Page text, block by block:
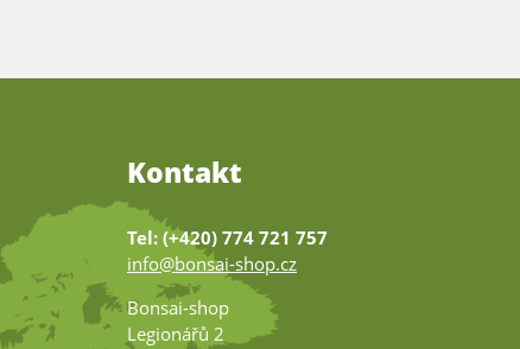
Kontakt
Tel: (+420) 774 721 757
info@bonsai-shop.cz
Bonsai-shop
Legionářů 2